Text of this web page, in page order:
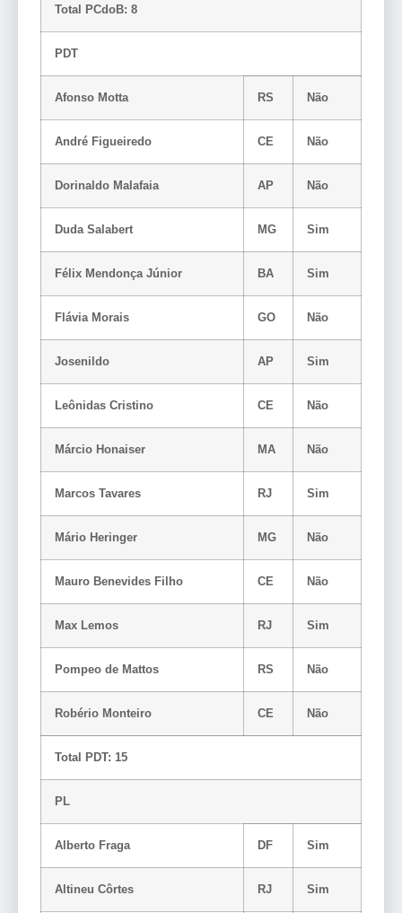
Total PCdoB: 8
PDT
Afonso Motta RS Não
André Figueiredo CE Não
Dorinaldo Malafaia AP Não
Duda Salabert MG Sim
Félix Mendonça Júnior BA Sim
Flávia Morais GO Não
Josenildo AP Sim
Leônidas Cristino CE Não
Márcio Honaiser MA Não
Marcos Tavares RJ Sim
Mário Heringer MG Não
Mauro Benevides Filho CE Não
Max Lemos RJ Sim
Pompeo de Mattos RS Não
Robério Monteiro CE Não
Total PDT: 15
PL
Alberto Fraga DF Sim
Altineu Côrtes RJ Sim